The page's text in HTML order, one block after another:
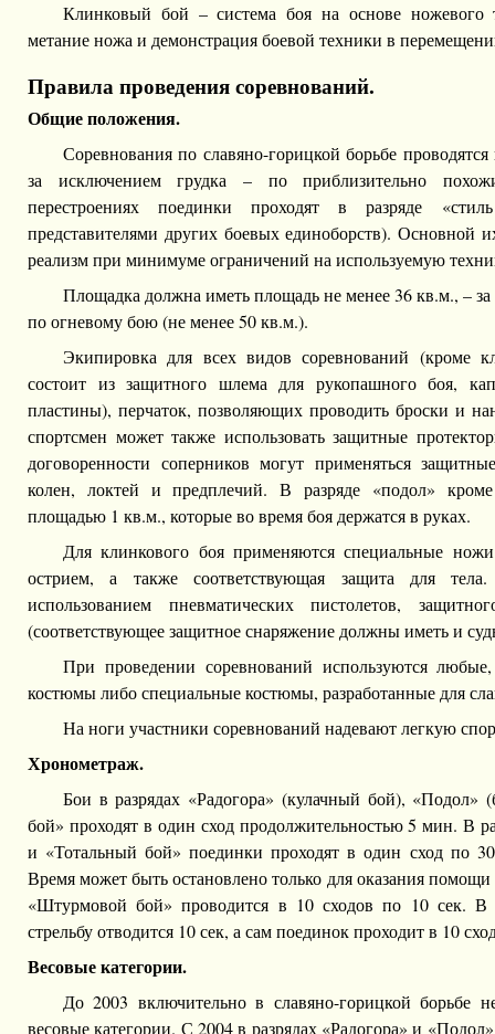
Клинковый бой – система боя на основе ножевого
метание ножа и демонстрация боевой техники в
Правила проведения соревнований.
Общие положения.
Соревнования по славяно-горицкой борьбе
за исключением грудка – по приблизительно
перестроениях поединки проходят в разряде
представителями других боевых единоборств). Основной
реализм при минимуме ограничений на используемую
Площадка должна иметь площадь не менее 36 кв.м., –
по огневому бою (не менее 50 кв.м.).
Экипировка для всех видов соревнований (кроме
состоит из защитного шлема для рукопашного боя,
пластины), перчаток, позволяющих проводить броски и
спортсмен может также использовать защитные
договоренности соперников могут применяться
колен, локтей и предплечий. В разряде «подол»
площадью 1 кв.м., которые во время боя держатся в руках.
Для клинкового боя применяются специальные
острием, а также соответствующая защита для
использованием пневматических пистолетов,
(соответствующее защитное снаряжение должны иметь и
При проведении соревнований используются
костюмы либо специальные костюмы, разработанные для
На ноги участники соревнований надевают легкую
Хронометраж.
Бои в разрядах «Радогора» (кулачный бой),
бой» проходят в один сход продолжительностью 5 мин. В
и «Тотальный бой» поединки проходят в один сход по
Время может быть остановлено только для оказания
«Штурмовой бой» проводится в 10 сходов по 10 сек. В
стрельбу отводится 10 сек, а сам поединок проходит в 10
Весовые категории.
До 2003 включительно в славяно-горицкой борьбе
весовые категории. С 2004 в разрядах «Радогора» и